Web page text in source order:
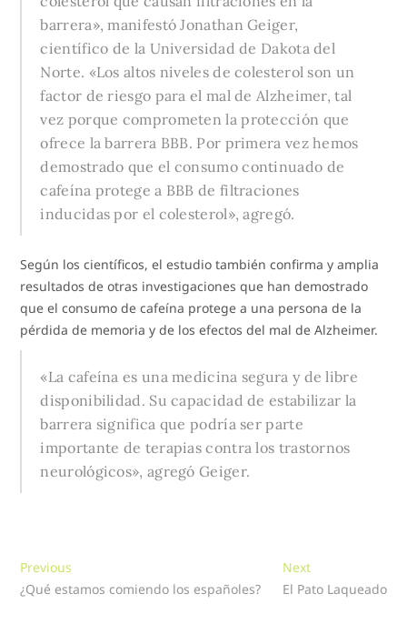
barrera», manifestó Jonathan Geiger,
científico de la Universidad de Dakota del
Norte. «Los altos niveles de colesterol son un
factor de riesgo para el mal de Alzheimer, tal
vez porque comprometen la protección que
ofrece la barrera BBB. Por primera vez hemos
demostrado que el consumo continuado de
cafeína protege a BBB de filtraciones
inducidas por el colesterol», agregó.
Según los científicos, el estudio también confirma y amplia
resultados de otras investigaciones que han demostrado
que el consumo de cafeína protege a una persona de la
pérdida de memoria y de los efectos del mal de Alzheimer.
«La cafeína es una medicina segura y de libre
disponibilidad. Su capacidad de estabilizar la
barrera significa que podría ser parte
importante de terapias contra los trastornos
neurológicos», agregó Geiger.
Navegación
de
Previous
post:
¿Qué estamos comiendo los españoles?
NextNext
post:
El Pato Laqueado